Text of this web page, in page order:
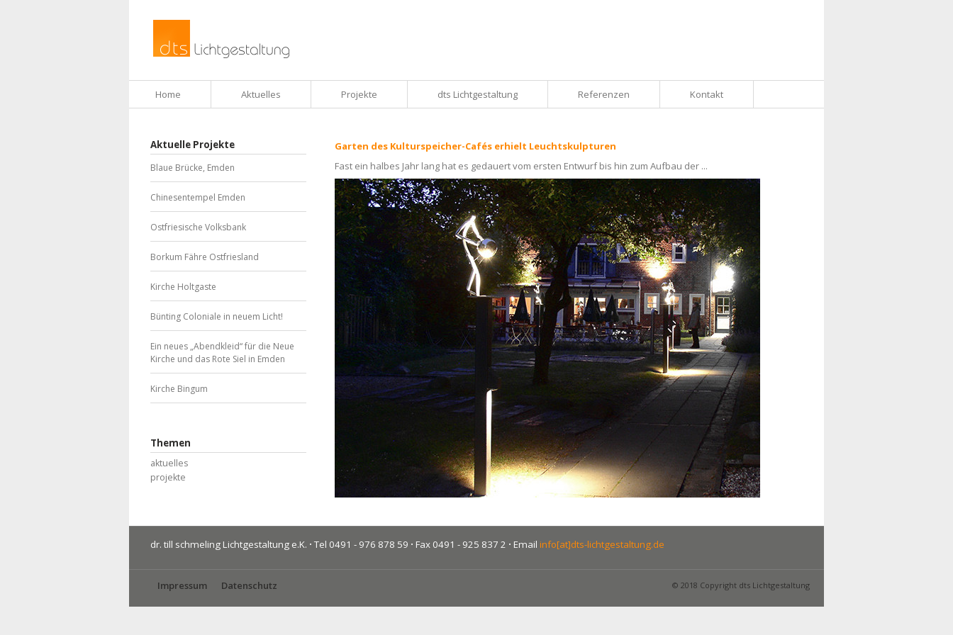
Home Aktuelles Projekte dts Lichtgestaltung Referenzen Kontakt
Garten des Kulturspeicher-Cafés erhielt Leuchtskulpturen
Fast ein halbes Jahr lang hat es gedauert vom ersten Entwurf bis hin zum Aufbau der ...
Aktuelle Projekte
Blaue Brücke, Emden
Chinesentempel Emden
Ostfriesische Volksbank
Borkum Fähre Ostfriesland
Kirche Holtgaste
Bünting Coloniale in neuem Licht!
Ein neues „Abendkleid“ für die Neue
Kirche und das Rote Siel in Emden
Kirche Bingum
Themen
aktuelles
projekte
dr. till schmeling Lichtgestaltung e.K. · Tel 0491 - 976 878 59 · Fax 0491 - 925 837 2 · Email info[at]dts-lichtgestaltung.de
Impressum Datenschutz © 2018 Copyright dts Lichtgestaltung